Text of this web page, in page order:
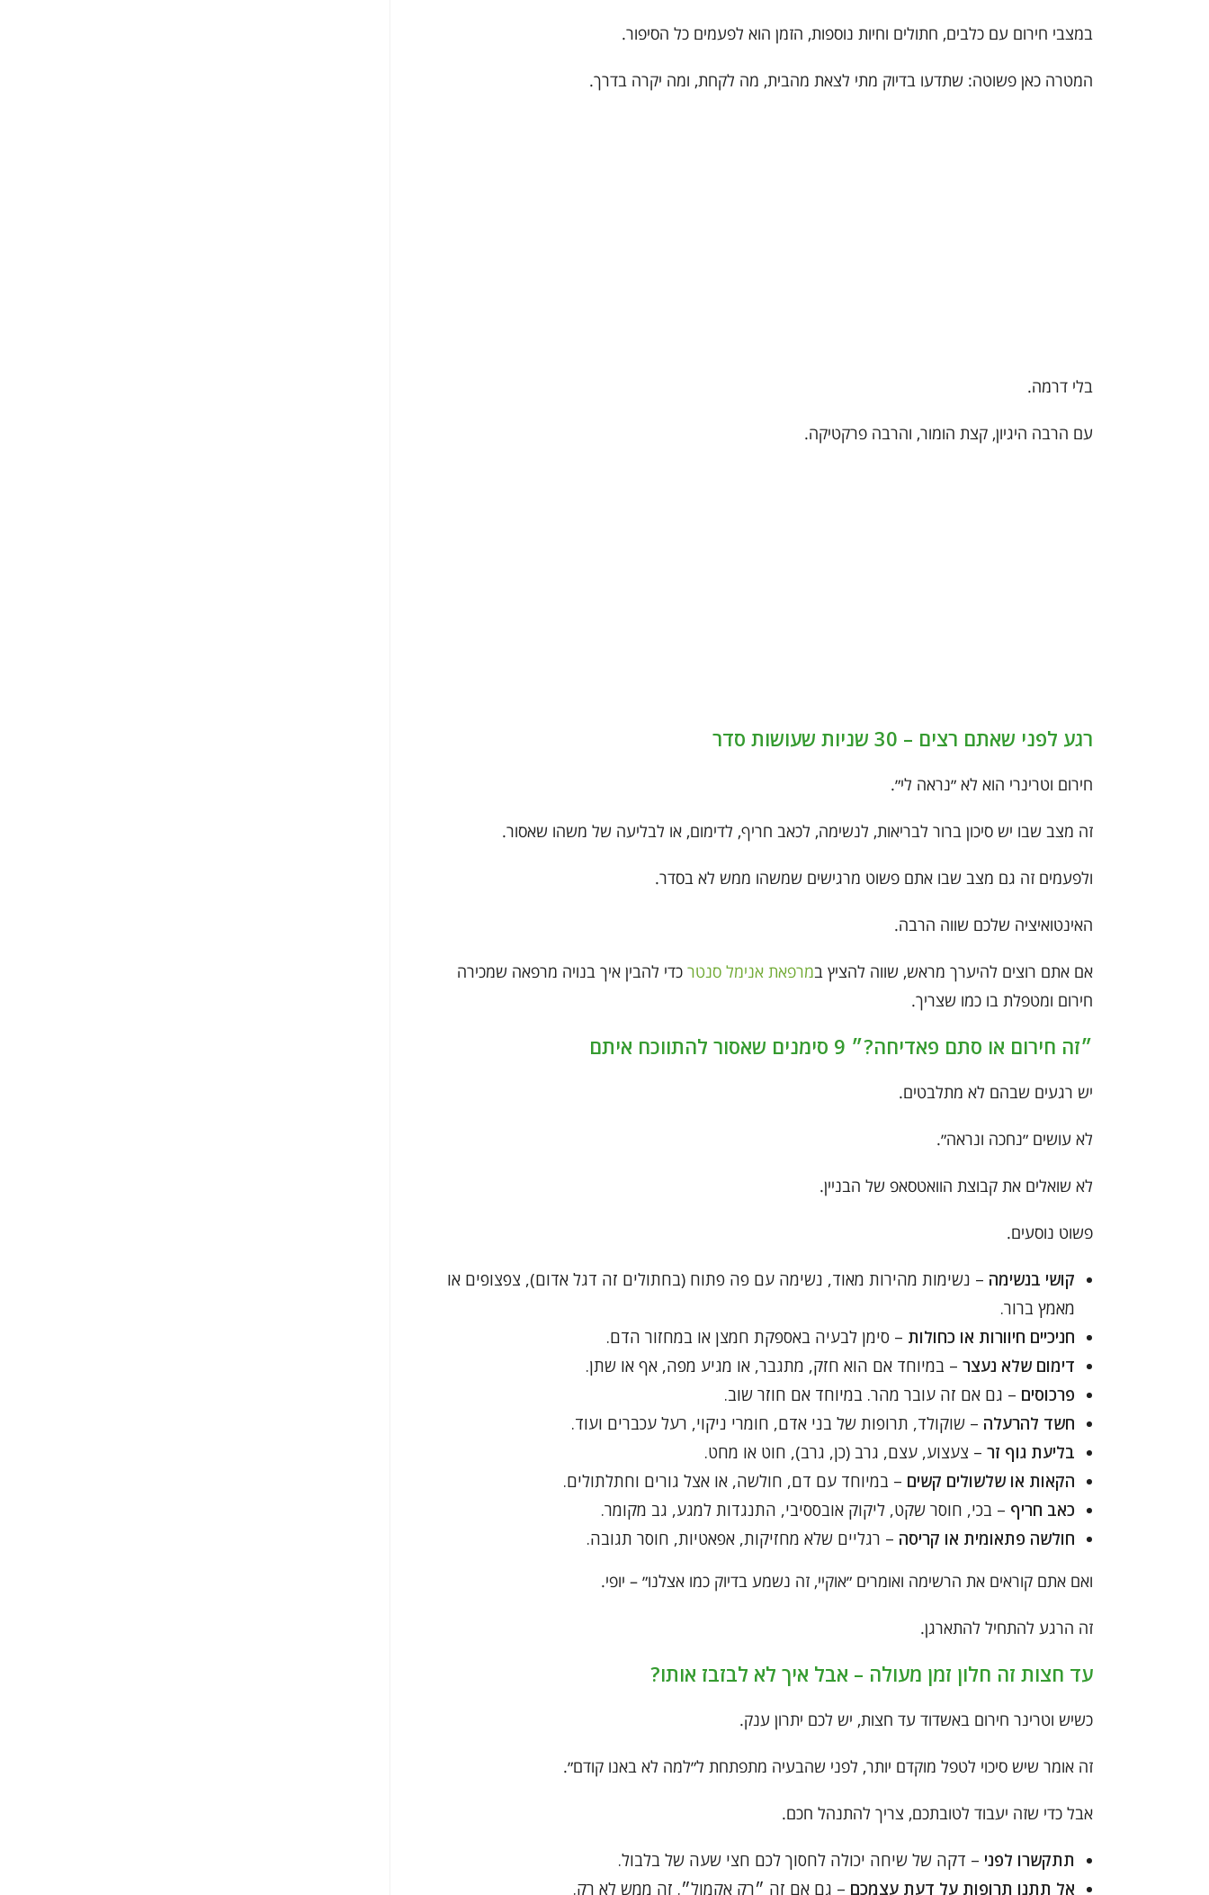
במצבי חירום עם כלבים, חתולים וחיות נוספות, הזמן הוא לפעמים כל הסיפור.
המטרה כאן פשוטה: שתדעו בדיוק מתי לצאת מהבית, מה לקחת, ומה יקרה בדרך.
בלי דרמה.
עם הרבה היגיון, קצת הומור, והרבה פרקטיקה.
רגע לפני שאתם רצים – 30 שניות שעושות סדר
חירום וטרינרי הוא לא ״נראה לי״.
זה מצב שבו יש סיכון ברור לבריאות, לנשימה, לכאב חריף, לדימום, או לבליעה של משהו שאסור.
ולפעמים זה גם מצב שבו אתם פשוט מרגישים שמשהו ממש לא בסדר.
האינטואיציה שלכם שווה הרבה.
אם אתם רוצים להיערך מראש, שווה להציץ במרפאת אנימל סנטר כדי להבין איך בנויה מרפאה שמכירה
חירום ומטפלת בו כמו שצריך.
״זה חירום או סתם פאדיחה?״ 9 סימנים שאסור להתווכח איתם
יש רגעים שבהם לא מתלבטים.
לא עושים ״נחכה ונראה״.
לא שואלים את קבוצת הוואטסאפ של הבניין.
פשוט נוסעים.
קושי בנשימה – נשימות מהירות מאוד, נשימה עם פה פתוח (בחתולים זה דגל אדום), צפצופים או
מאמץ ברור.
חניכיים חיוורות או כחולות – סימן לבעיה באספקת חמצן או במחזור הדם.
דימום שלא נעצר – במיוחד אם הוא חזק, מתגבר, או מגיע מפה, אף או שתן.
פרכוסים – גם אם זה עובר מהר. במיוחד אם חוזר שוב.
חשד להרעלה – שוקולד, תרופות של בני אדם, חומרי ניקוי, רעל עכברים ועוד.
בליעת גוף זר – צעצוע, עצם, גרב (כן, גרב), חוט או מחט.
הקאות או שלשולים קשים – במיוחד עם דם, חולשה, או אצל גורים וחתלתולים.
כאב חריף – בכי, חוסר שקט, ליקוק אובססיבי, התנגדות למגע, גב מקומר.
חולשה פתאומית או קריסה – רגליים שלא מחזיקות, אפאטיות, חוסר תגובה.
ואם אתם קוראים את הרשימה ואומרים ״אוקיי, זה נשמע בדיוק כמו אצלנו״ – יופי.
זה הרגע להתחיל להתארגן.
עד חצות זה חלון זמן מעולה – אבל איך לא לבזבז אותו?
כשיש וטרינר חירום באשדוד עד חצות, יש לכם יתרון ענק.
זה אומר שיש סיכוי לטפל מוקדם יותר, לפני שהבעיה מתפתחת ל״למה לא באנו קודם״.
אבל כדי שזה יעבוד לטובתכם, צריך להתנהל חכם.
תתקשרו לפני – דקה של שיחה יכולה לחסוך לכם חצי שעה של בלבול.
אל תתנו תרופות על דעת עצמכם – גם אם זה ״רק אקמול״. זה ממש לא רק.